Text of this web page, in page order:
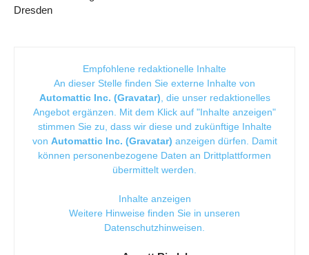
Dresden
Empfohlene redaktionelle Inhalte
An dieser Stelle finden Sie externe Inhalte von
Automattic Inc. (Gravatar) , die unser redaktionelles
Angebot ergänzen. Mit dem Klick auf "Inhalte anzeigen"
stimmen Sie zu, dass wir diese und zukünftige Inhalte
von Automattic Inc. (Gravatar) anzeigen dürfen. Damit
können personenbezogene Daten an Drittplattformen
übermittelt werden.
Inhalte anzeigen
Weitere Hinweise finden Sie in unseren
Datenschutzhinweisen